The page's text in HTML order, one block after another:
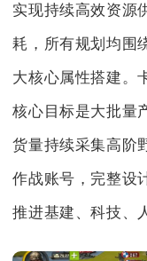
实现持续高效资源
耗，所有规划均围
大核心属性搭建。
核心目标是大批量
货量持续采集高阶
作战账号，完整设
推进基建、科技、